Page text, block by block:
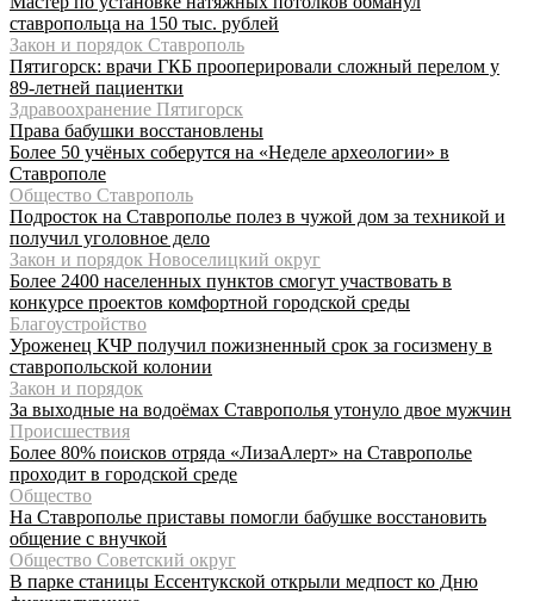
ставропольца на 150 тыс. рублей
Закон и порядок Ставрополь
Пятигорск: врачи ГКБ прооперировали сложный перелом у
89-летней пациентки
Здравоохранение Пятигорск
Права бабушки восстановлены
Более 50 учёных соберутся на «Неделе археологии» в
Ставрополе
Общество Ставрополь
Подросток на Ставрополье полез в чужой дом за техникой и
получил уголовное дело
Закон и порядок Новоселицкий округ
Более 2400 населенных пунктов смогут участвовать в
конкурсе проектов комфортной городской среды
Благоустройство
Уроженец КЧР получил пожизненный срок за госизмену в
ставропольской колонии
Закон и порядок
За выходные на водоёмах Ставрополья утонуло двое мужчин
Происшествия
Более 80% поисков отряда «ЛизаАлерт» на Ставрополье
проходит в городской среде
Общество
На Ставрополье приставы помогли бабушке восстановить
общение с внучкой
Общество Советский округ
В парке станицы Ессентукской открыли медпост ко Дню